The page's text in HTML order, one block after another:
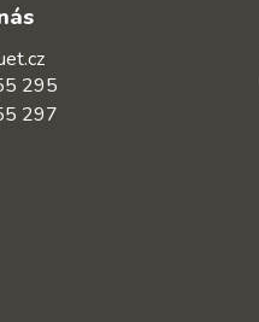
295
297